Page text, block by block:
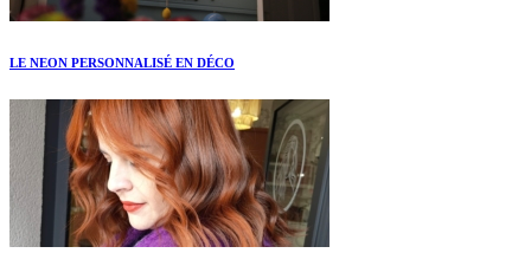
LE NEON PERSONNALISÉ EN DÉCO